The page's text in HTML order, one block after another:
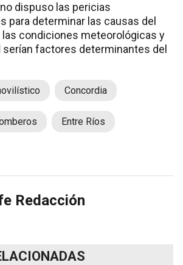
dispuso las pericias
para determinar las causas del
las condiciones meteorológicas y
serían factores determinantes del
Concordia
Entre Ríos
Redacción